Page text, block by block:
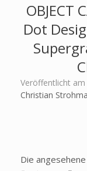
OBJECT
Dot
Veröffentlicht am
Christian
Die